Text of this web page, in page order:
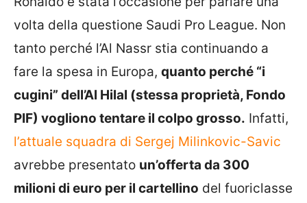
volta della questione Saudi Pro League. Non
tanto perché l’Al Nassr stia continuando a
fare la spesa in Europa, quanto perché “i
cugini” dell’Al Hilal (stessa proprietà, Fondo
PIF) vogliono tentare il colpo grosso. Infatti,
l’attuale squadra di Sergej Milinkovic-Savic
avrebbe presentato un’offerta da 300
milioni di euro per il cartellino del fuoriclasse